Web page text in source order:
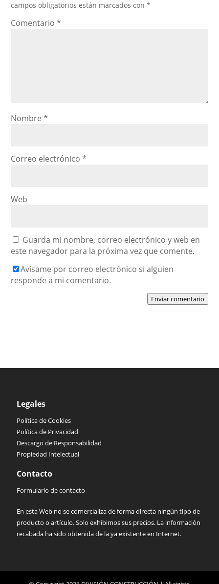
campos obligatorios están marcados con*
Comentario*
Nombre*
Correo electrónico*
Web
Guarda mi nombre, correo electrónico y web en
este navegador para la próxima vez que comente.
Avísame por correo electrónico si alguien
responde a mi comentario.
Enviar comentario
Legales
Política de Cookies
Política de Privacidad
Descargo de Responsabilidad
Propiedad Intelectual
Contacto
Formulario de contacto
En esta Web no se comercializa de forma directa ningún tipo de
producto o artículo. Solo exhibimos sus precios. La información
recabada ha sido obtenida de la ya existente en Internet.